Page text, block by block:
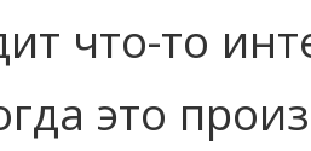
что-то
это